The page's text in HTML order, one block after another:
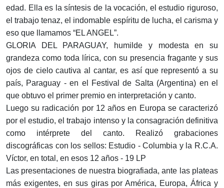
edad. Ella es la síntesis de la vocación, el estudio riguroso,
el trabajo tenaz, el indomable espíritu de lucha, el carisma y
eso que llamamos “EL ANGEL”.
GLORIA DEL PARAGUAY, humilde y modesta en su
grandeza como toda lírica, con su presencia fragante y sus
ojos de cielo cautiva al cantar, es así que representó a su
país, Paraguay - en el Festival de Salta (Argentina) en el
que obtuvo el primer premio en interpretación y canto.
Luego su radicación por 12 años en Europa se caracterizó
por el estudio, el trabajo intenso y la consagración definitiva
como intérprete del canto. Realizó grabaciones
discográficas con los sellos: Estudio - Columbia y la R.C.A.
Víctor, en total, en esos 12 años - 19 LP
Las presentaciones de nuestra biografiada, ante las plateas
más exigentes, en sus giras por América, Europa, África y